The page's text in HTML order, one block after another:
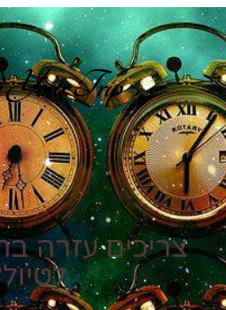
Trip
צריכים עזרה